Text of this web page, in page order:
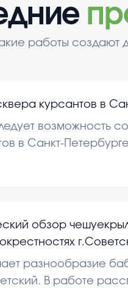
работы создают
курсантов в
возможность
в Санкт-
людей и
обзор
цель задачи.вреия
разнообразие
В работе